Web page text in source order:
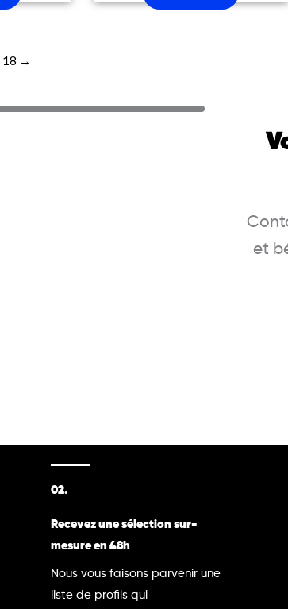
18 →
et
02.
Recevez une sélection sur-
mesure en 48h
Nous vous faisons parvenir une
liste de profils qui